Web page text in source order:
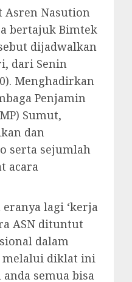
Asren Nasution
bertajuk Bimtek
dijadwalkan
dari Senin
Menghadirkan
Penjamin
Sumut,
dan
serta sejumlah
acara
lagi ‘kerja
ASN dituntut
dalam
melalui diklat ini
semua bisa